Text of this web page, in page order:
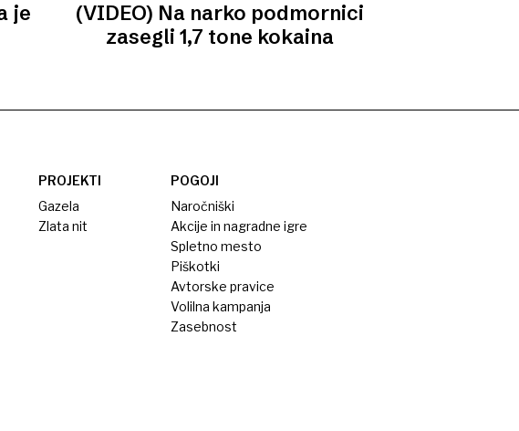
je
(VIDEO) Na narko podmornici
zasegli 1,7 tone kokaina
PROJEKTI
Gazela
Zlata nit
POGOJI
Naročniški
Akcije in nagradne igre
Spletno mesto
Piškotki
Avtorske pravice
Volilna kampanja
Zasebnost